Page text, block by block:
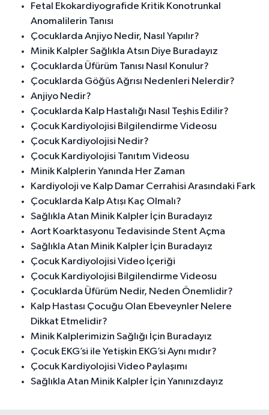
Fetal Ekokardiyografide Kritik Konotrunkal
Anomalilerin Tanısı
Çocuklarda Anjiyo Nedir, Nasıl Yapılır?
Minik Kalpler Sağlıkla Atsın Diye Buradayız
Çocuklarda Üfürüm Tanısı Nasıl Konulur?
Çocuklarda Göğüs Ağrısı Nedenleri Nelerdir?
Anjiyo Nedir?
Çocuklarda Kalp Hastalığı Nasıl Teşhis Edilir?
Çocuk Kardiyolojisi Bilgilendirme Videosu
Çocuk Kardiyolojisi Nedir?
Çocuk Kardiyolojisi Tanıtım Videosu
Minik Kalplerin Yanında Her Zaman
Kardiyoloji ve Kalp Damar Cerrahisi Arasındaki Fark
Çocuklarda Kalp Atışı Kaç Olmalı?
Sağlıkla Atan Minik Kalpler İçin Buradayız
Aort Koarktasyonu Tedavisinde Stent Açma
Sağlıkla Atan Minik Kalpler İçin Buradayız
Çocuk Kardiyolojisi Video İçeriği
Çocuk Kardiyolojisi Bilgilendirme Videosu
Çocuklarda Üfürüm Nedir, Neden Önemlidir?
Kalp Hastası Çocuğu Olan Ebeveynler Nelere
Dikkat Etmelidir?
Minik Kalplerimizin Sağlığı İçin Buradayız
Çocuk EKG’si ile Yetişkin EKG’si Aynı mıdır?
Çocuk Kardiyolojisi Video Paylaşımı
Sağlıkla Atan Minik Kalpler İçin Yanınızdayız